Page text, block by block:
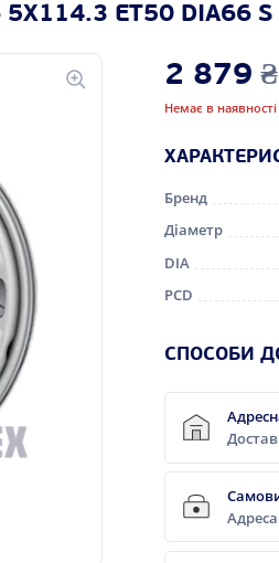
ET50 DIA66 S
2 879 ₴
Немає в наявності
Бренд
Діаметр
DIA
PCD
СПОСОБИ